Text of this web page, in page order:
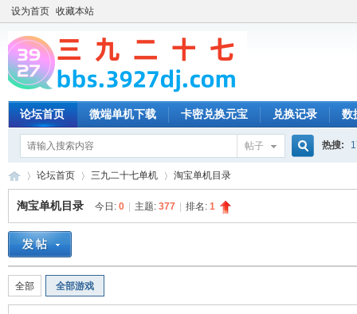
设为首页 收藏本站
论坛首页 微端单机下载 卡密兑换元宝 兑换记录 数
帖子 热搜:
»
论坛首页 三九二十七单机 淘宝单机目录
淘宝单机目录 今日: 0 主题: 377 排名: 1
全部 全部游戏